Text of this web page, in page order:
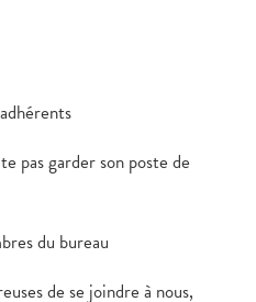
pas garder son poste de
du bureau
de se joindre à nous,